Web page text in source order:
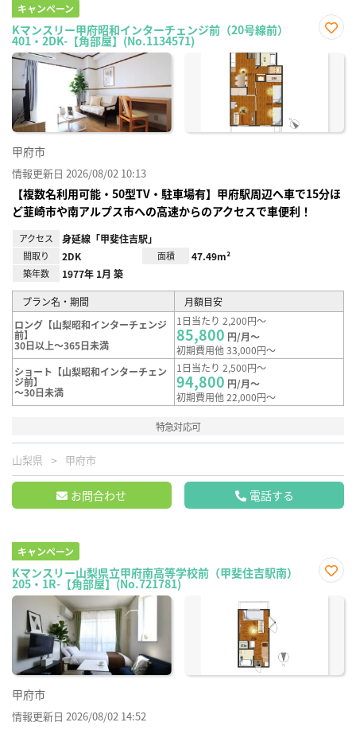
キャンペーン
Kマンスリー甲府昭和インターチェンジ前（20号線前）
401・2DK-【角部屋】(No.1134571)
に入
甲府市
情報更新日 2026/08/02 10:13
【複数名利用可能・50型TV・駐車場有】甲府駅周辺へ車で15分ほ
ど韮崎市や南アルプス市への高速からのアクセスで車便利！
アクセス 身延線「甲斐住吉駅」
間取り 2DK 面積 47.49m²
築年数 1977年 1月 築
プラン名・期間
月額目安
ロング【山梨昭和インターチェンジ
前】
30日以上～365日未満
1日当たり 2,200円～
85,800 円/月～
初期費用他 33,000円～
ショート【山梨昭和インターチェン
ジ前】
～30日未満
1日当たり 2,500円～
94,800 円/月～
初期費用他 22,000円～
特急対応可
山梨県 甲府市
お問合わせ 電話する
キャンペーン
Kマンスリー山梨県立甲府南高等学校前（甲斐住吉駅南）
205・1R-【角部屋】(No.721781)
に入
甲府市
情報更新日 2026/08/02 14:52